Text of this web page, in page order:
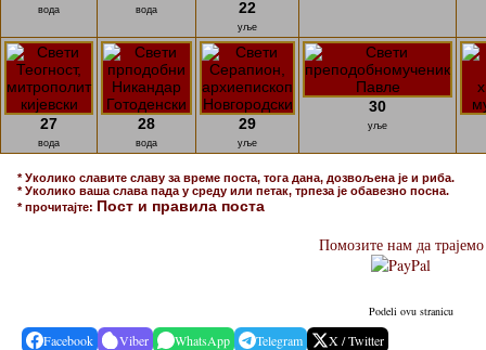
вода вода 22
уље
27
вода
28
вода
29
уље
30
уље
* Уколико славите славу за време поста, тога дана, дозвољена је и риба.
* Уколико ваша слава пада у среду или петак, трпеза је обавезно посна.
* прочитајте: Пост и правила поста
Помозите нам да трајемо
Podeli ovu stranicu
Facebook Viber WhatsApp Telegram X / Twitter